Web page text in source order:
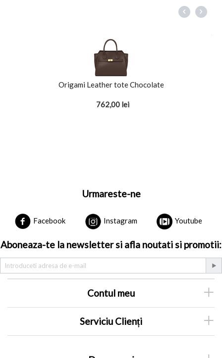
Origami Leather tote Chocolate
762,00 lei
Urmareste-ne
Facebook Instagram Youtube
Aboneaza-te la newsletter si afla noutati si promotii:
Contul meu
Serviciu Clienți